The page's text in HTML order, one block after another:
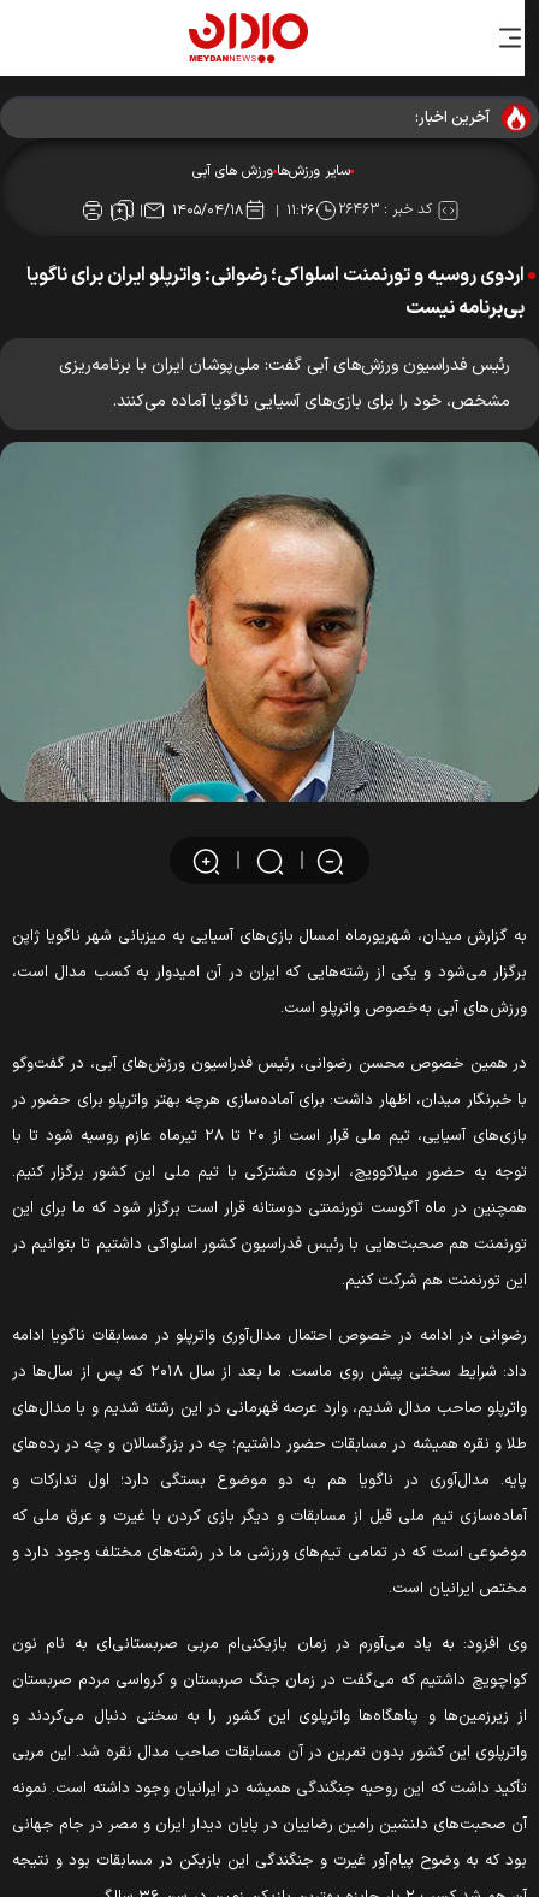
آخرین اخبار:
سایر ورزش‌هاورزش های آبی
کد خبر : ۲۶۴۶۳ ۱۱:۲۶ ۱۴۰۵/۰۴/۱۸
اردوی روسیه و تورنمنت اسلواکی؛ رضوانی: واترپلو ایران برای ناگویا
بی‌برنامه نیست
رئیس فدراسیون ورزش‌های آبی گفت: ملی‌پوشان ایران با برنامه‌ریزی
مشخص، خود را برای بازی‌های آسیایی ناگویا آماده می‌کنند.
گزارش میدان، شهریورماه امسال بازی‌های آسیایی به میزبانی شهر ناگویا ژاپن
می‌شود و یکی از رشته‌هایی که ایران در آن امیدوار به کسب مدال است،
آبی به‌خصوص واترپلو است.
همین خصوص محسن رضوانی، رئیس فدراسیون ورزش‌های آبی، در گفت‌و‌گو
خبرنگار میدان، اظهار داشت: برای آماده‌سازی هرچه بهتر واترپلو برای حضور در
بازی‌های آسیایی، تیم ملی قرار است از ۲۰ تا ۲۸ تیرماه عازم روسیه شود تا با
به حضور میلاکوویچ، اردوی مشترکی با تیم ملی این کشور برگزار کنیم.
در ماه آگوست تورنمنتی دوستانه قرار است برگزار شود که ما برای این
هم صحبت‌هایی با رئیس فدراسیون کشور اسلواکی داشتیم تا بتوانیم در
تورنمنت هم شرکت کنیم.
در ادامه در خصوص احتمال مدال‌آوری واترپلو در مسابقات ناگویا ادامه
داد: شرایط سختی پیش روی ماست. ما بعد از سال ۲۰۱۸ که پس از سال‌ها در
صاحب مدال شدیم، وارد عرصه قهرمانی در این رشته شدیم و با مدال‌های
و نقره همیشه در مسابقات حضور داشتیم؛ چه در بزرگسالان و چه در رده‌های
مدال‌آوری در ناگویا هم به دو موضوع بستگی دارد؛ اول تدارکات و
تیم ملی قبل از مسابقات و دیگر بازی کردن با غیرت و عرق ملی که
است که در تمامی تیم‌های ورزشی ما در رشته‌های مختلف وجود دارد و
ایرانیان است.
افزود: به یاد می‌آورم در زمان بازیکنی‌ام مربی صربستانی‌ای به نام نون
داشتیم که می‌گفت در زمان جنگ صربستان و کرواسی مردم صربستان
زیرزمین‌ها و پناهگاه‌ها واترپلوی این کشور را به سختی دنبال می‌کردند و
این کشور بدون تمرین در آن مسابقات صاحب مدال نقره شد. این مربی
داشت که این روحیه جنگندگی همیشه در ایرانیان وجود داشته است. نمونه
صحبت‌های دلنشین رامین رضاییان در پایان دیدار ایران و مصر در جام جهانی
که به وضوح پیام‌آور غیرت و جنگندگی این بازیکن در مسابقات بود و نتیجه